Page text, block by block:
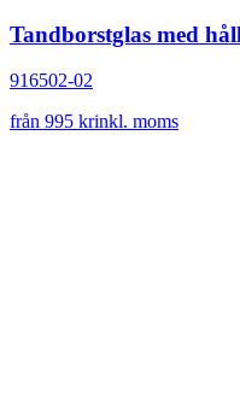
Tandborstglas med
916502-02
från 995 krinkl. moms